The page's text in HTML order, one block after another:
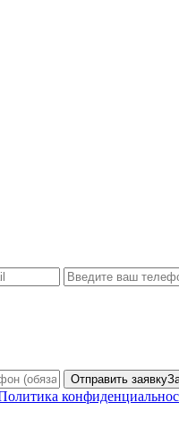
Отправить заявку